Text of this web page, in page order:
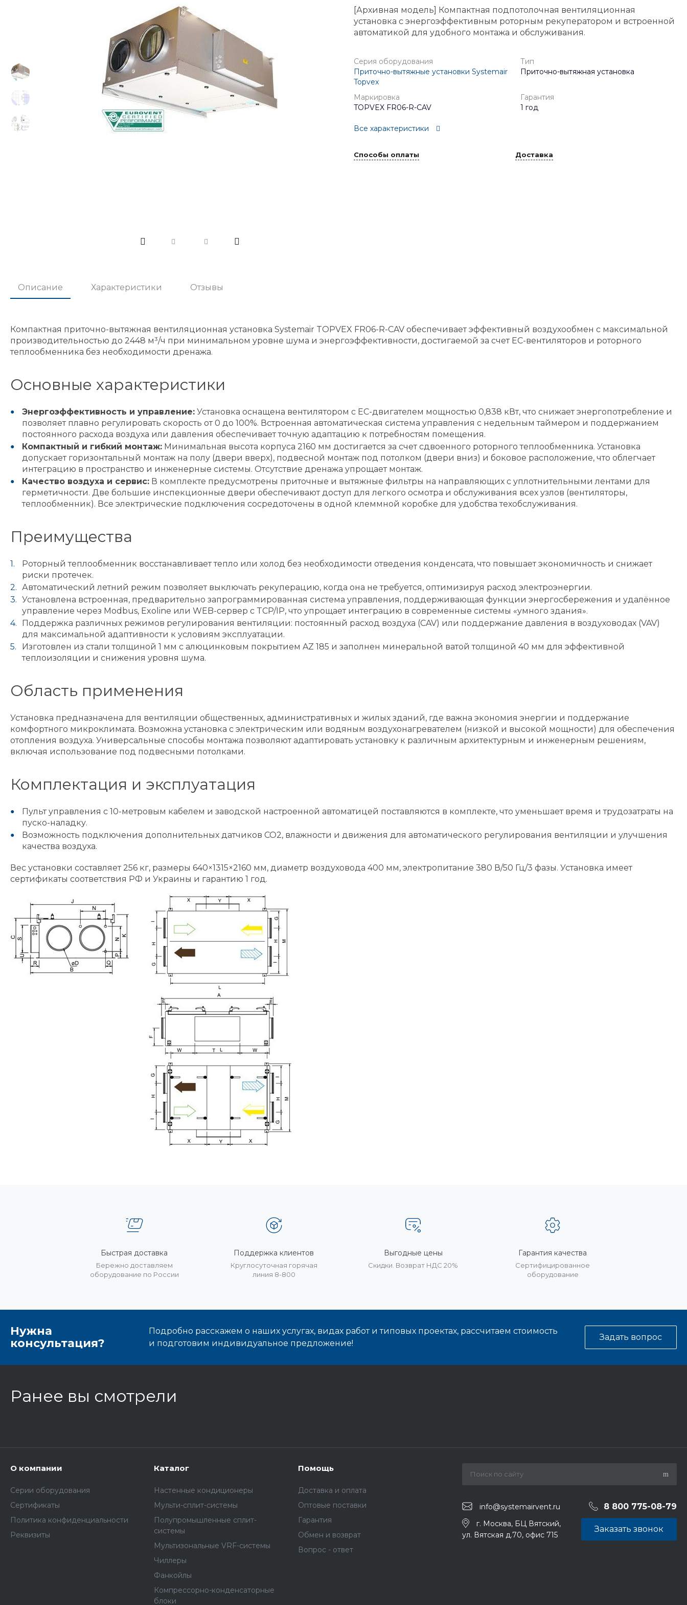
[Архивная модель] Компактная подпотолочная вентиляционная
установка с энергоэффективным роторным рекуператором и встроенной
автоматикой для удобного монтажа и обслуживания.
Серия оборудования
Приточно-вытяжные установки Systemair
Topvex
Тип
Приточно-вытяжная установка
Маркировка
TOPVEX FR06-R-CAV
Гарантия
1 год
Все характеристики
Способы оплаты Доставка
Описание Характеристики Отзывы
Компактная приточно-вытяжная вентиляционная установка Systemair TOPVEX FR06-R-CAV обеспечивает эффективный воздухообмен с максимальной
производительностью до 2448 м³/ч при минимальном уровне шума и энергоэффективности, достигаемой за счет EC-вентиляторов и роторного
теплообменника без необходимости дренажа.
Основные характеристики
Энергоэффективность и управление:Установка оснащена вентилятором с EC-двигателем мощностью 0,838 кВт, что снижает энергопотребление и
позволяет плавно регулировать скорость от 0 до 100%. Встроенная автоматическая система управления с недельным таймером и поддержанием
постоянного расхода воздуха или давления обеспечивает точную адаптацию к потребностям помещения.
Компактный и гибкий монтаж:Минимальная высота корпуса 2160 мм достигается за счет сдвоенного роторного теплообменника. Установка
допускает горизонтальный монтаж на полу (двери вверх), подвесной монтаж под потолком (двери вниз) и боковое расположение, что облегчает
интеграцию в пространство и инженерные системы. Отсутствие дренажа упрощает монтаж.
Качество воздуха и сервис:В комплекте предусмотрены приточные и вытяжные фильтры на направляющих с уплотнительными лентами для
герметичности. Две большие инспекционные двери обеспечивают доступ для легкого осмотра и обслуживания всех узлов (вентиляторы,
теплообменник). Все электрические подключения сосредоточены в одной клеммной коробке для удобства техобслуживания.
Преимущества
Роторный теплообменник восстанавливает тепло или холод без необходимости отведения конденсата, что повышает экономичность и снижает
риски протечек.
Автоматический летний режим позволяет выключать рекуперацию, когда она не требуется, оптимизируя расход электроэнергии.
Установлена встроенная, предварительно запрограммированная система управления, поддерживающая функции энергосбережения и удалённое
управление через Modbus, Exoline или WEB-сервер с TCP/IP, что упрощает интеграцию в современные системы «умного здания».
Поддержка различных режимов регулирования вентиляции: постоянный расход воздуха (CAV) или поддержание давления в воздуховодах (VAV)
для максимальной адаптивности к условиям эксплуатации.
Изготовлен из стали толщиной 1 мм с алюцинковым покрытием AZ 185 и заполнен минеральной ватой толщиной 40 мм для эффективной
теплоизоляции и снижения уровня шума.
Область применения
Установка предназначена для вентиляции общественных, административных и жилых зданий, где важна экономия энергии и поддержание
комфортного микроклимата. Возможна установка с электрическим или водяным воздухонагревателем (низкой и высокой мощности) для обеспечения
отопления воздуха. Универсальные способы монтажа позволяют адаптировать установку к различным архитектурным и инженерным решениям,
включая использование под подвесными потолками.
Комплектация и эксплуатация
Пульт управления с 10-метровым кабелем и заводской настроенной автоматицей поставляются в комплекте, что уменьшает время и трудозатраты на
пуско-наладку.
Возможность подключения дополнительных датчиков CO2, влажности и движения для автоматического регулирования вентиляции и улучшения
качества воздуха.
Вес установки составляет 256 кг, размеры 640×1315×2160 мм, диаметр воздуховода 400 мм, электропитание 380 В/50 Гц/3 фазы. Установка имеет
сертификаты соответствия РФ и Украины и гарантию 1 год.
Быстрая доставка
Бережно доставляем
оборудование по России
Поддержка клиентов
Круглосуточная горячая
линия 8-800
Выгодные цены
Скидки. Возврат НДС 20%
Гарантия качества
Сертифицированное
оборудование
Нужна
консультация?
Подробно расскажем о наших услугах, видах работ и типовых проектах, рассчитаем стоимость
и подготовим индивидуальное предложение!
Задать вопрос
Ранее вы смотрели
О компании
Серии оборудования
Сертификаты
Политика конфиденциальности
Реквизиты
Каталог
Настенные кондиционеры
Мульти-сплит-системы
Полупромышленные сплит-
системы
Мультизональные VRF-системы
Чиллеры
Фанкойлы
Компрессорно-конденсаторные
блоки
Помощь
Доставка и оплата
Оптовые поставки
Гарантия
Обмен и возврат
Вопрос - ответ
info@systemairvent.ru 8 800 775-08-79
г. Москва, БЦ Вятский,
ул. Вятская д.70, офис 715
Заказать звонок